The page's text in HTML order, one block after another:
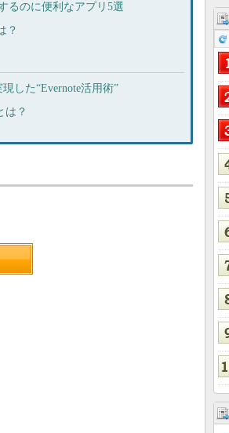
るのに便利なアプリ5選
？
した“Evernote活用術”
は？